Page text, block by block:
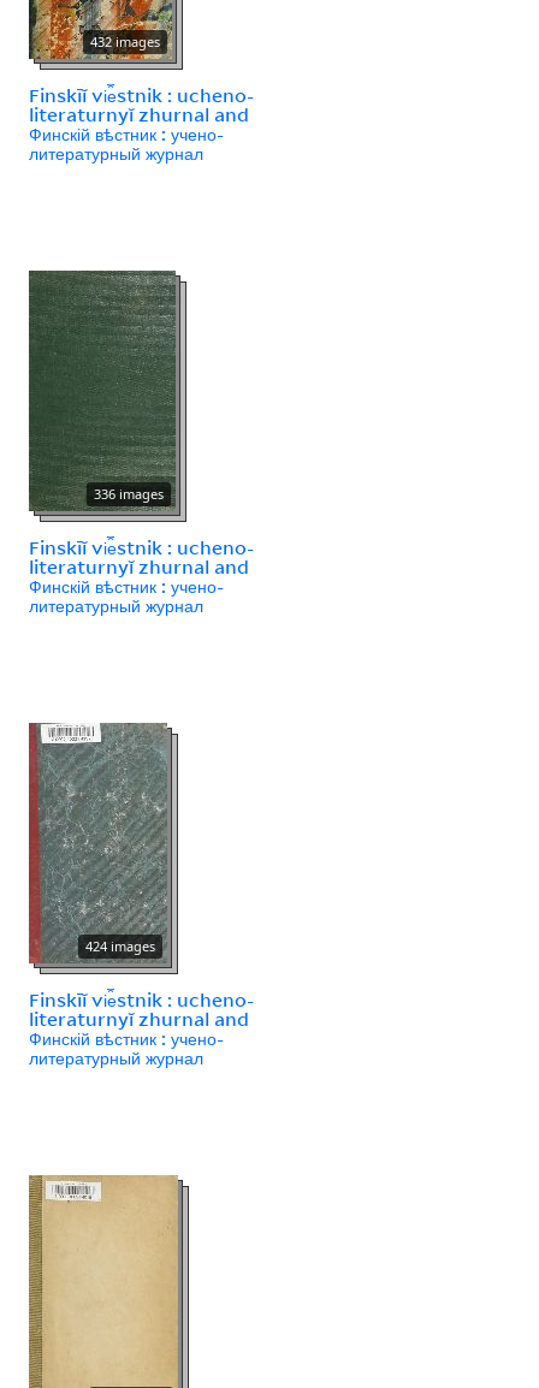
432 images
Finskīĭ vi︠e︡stnik : ucheno-
literaturnyĭ zhurnal and
Финскій вѣстник : учено-
литературный журнал
336 images
Finskīĭ vi︠e︡stnik : ucheno-
literaturnyĭ zhurnal and
Финскій вѣстник : учено-
литературный журнал
424 images
Finskīĭ vi︠e︡stnik : ucheno-
literaturnyĭ zhurnal and
Финскій вѣстник : учено-
литературный журнал